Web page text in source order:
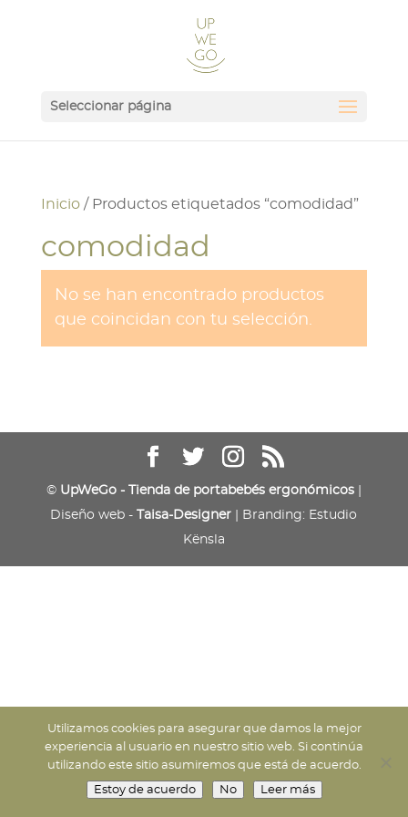
Seleccionar página
Inicio/ Productos etiquetados “comodidad”
comodidad
No se han encontrado productos
que coincidan con tu selección.
© UpWeGo - Tienda de portabebés ergonómicos|
Diseño web -
Taisa-Designer | Branding: Estudio
Kënsla
Utilizamos cookies para asegurar que damos la mejor
experiencia al usuario en nuestro sitio web. Si continúa
utilizando este sitio asumiremos que está de acuerdo.
Estoy de acuerdo No Leer más